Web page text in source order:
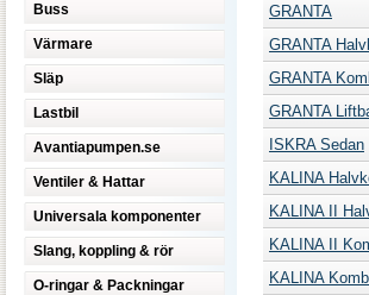
Buss
Värmare
Släp
Lastbil
Avantiapumpen.se
Ventiler & Hattar
Universala komponenter
Slang, koppling & rör
O-ringar & Packningar
GRANTA
GRANTA
GRANTA
GRANTA
ISKRA Sedan
KALINA
KALINA II
KALINA II
KALINA